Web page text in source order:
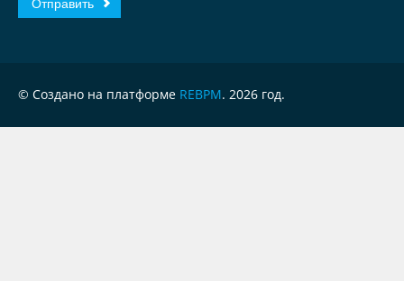
© Создано на платформе REBPM. 2026 год.